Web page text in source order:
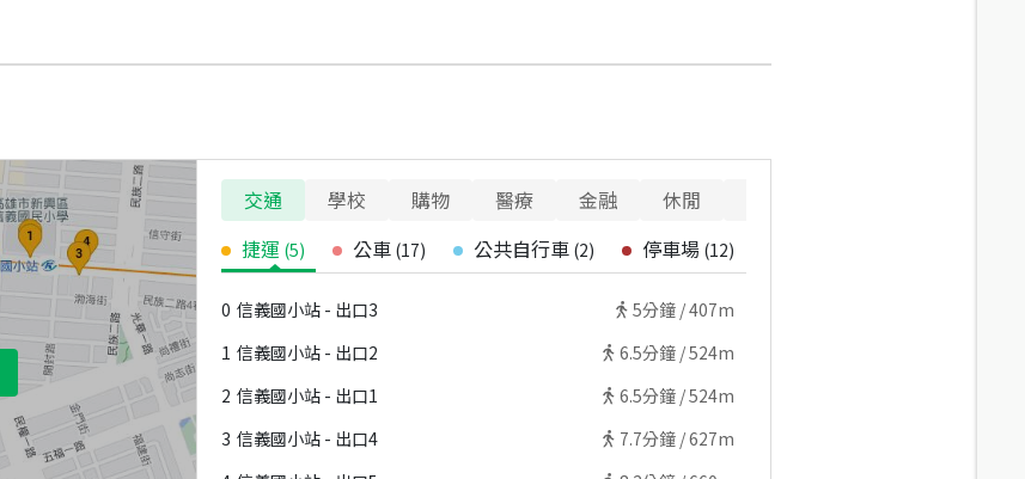
交通 學校 購物 醫療 金融 休閒
捷運 (5) 公車 (17) 公共自行車 (2) 停車場 (12)
0 信義國小站 - 出口3 5分鐘 /407m
1 信義國小站 - 出口2 6.5分鐘 /524m
2 信義國小站 - 出口1 6.5分鐘 /524m
3 信義國小站 - 出口4 7.7分鐘 /627m